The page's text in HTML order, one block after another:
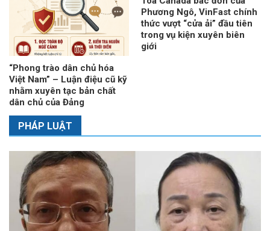
“Phong trào dân chủ hóa
Việt Nam” – Luận điệu cũ kỹ
nhằm xuyên tạc bản chất
dân chủ của Đảng
Phương Ngô, VinFast chính
thức vượt “cửa ải” đầu tiên
trong vụ kiện xuyên biên
giới
PHÁP LUẬT